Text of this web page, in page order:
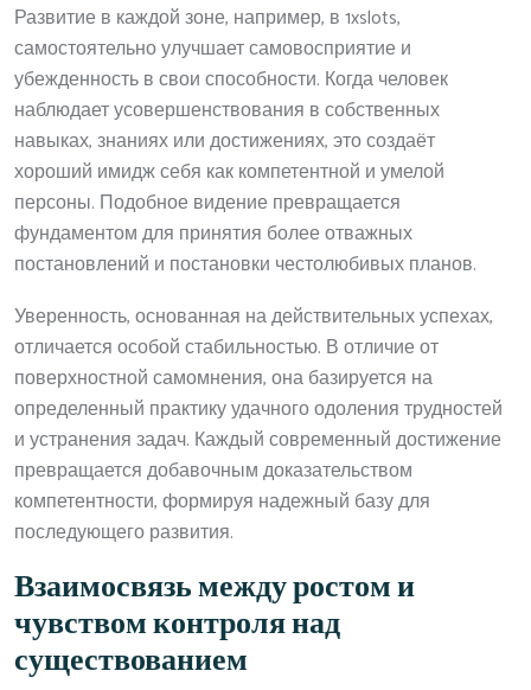
Развитие в каждой зоне, например, в 1xslots,
самостоятельно улучшает самовосприятие и
убежденность в свои способности. Когда человек
наблюдает усовершенствования в собственных
навыках, знаниях или достижениях, это создаёт
хороший имидж себя как компетентной и умелой
персоны. Подобное видение превращается
фундаментом для принятия более отважных
постановлений и постановки честолюбивых планов.
Уверенность, основанная на действительных успехах,
отличается особой стабильностью. В отличие от
поверхностной самомнения, она базируется на
определенный практику удачного одоления трудностей
и устранения задач. Каждый современный достижение
превращается добавочным доказательством
компетентности, формируя надежный базу для
последующего развития.
Взаимосвязь между ростом и
чувством контроля над
существованием